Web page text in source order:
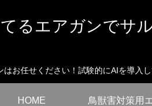
るエアガンでサ
お任せください！試験的にAIを導入
HOME 鳥獣害対策用